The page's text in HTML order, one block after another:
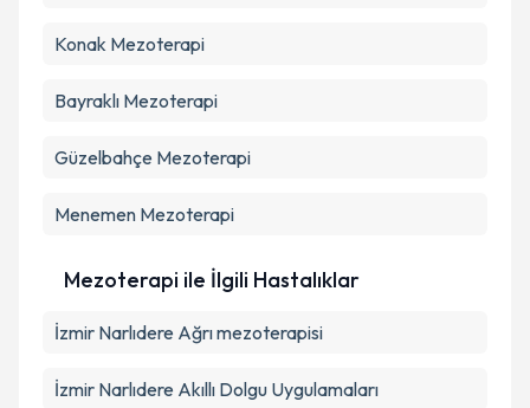
Konak Mezoterapi
Bayraklı Mezoterapi
Güzelbahçe Mezoterapi
Menemen Mezoterapi
Mezoterapi ile İlgili Hastalıklar
İzmir Narlıdere Ağrı mezoterapisi
İzmir Narlıdere Akıllı Dolgu Uygulamaları